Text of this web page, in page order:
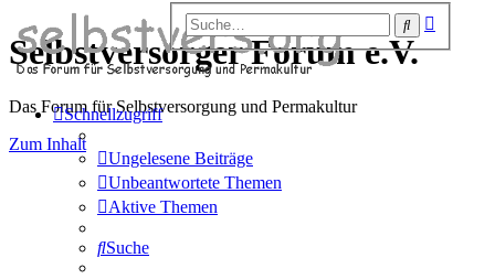
Suche
Selbstversorger Forum e.V.
Das Forum für Selbstversorgung und Permakultur
Zum Inhalt
Schnellzugriff
Ungelesene Beiträge
Unbeantwortete Themen
Aktive Themen
Suche